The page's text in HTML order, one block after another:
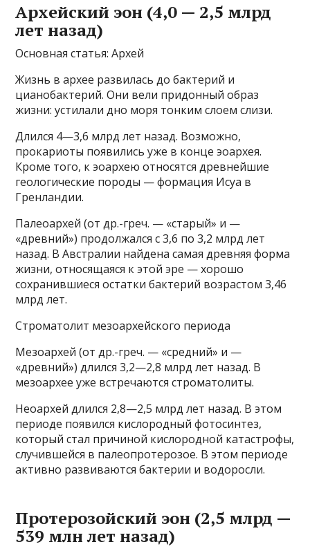
Архейский эон (4,0 — 2,5 млрд
лет назад)
Основная статья: Архей
Жизнь в архее развилась до бактерий и
цианобактерий. Они вели придонный образ
жизни: устилали дно моря тонким слоем слизи.
Длился 4—3,6 млрд лет назад. Возможно,
прокариоты появились уже в конце эоархея.
Кроме того, к эоархею относятся древнейшие
геологические породы — формация Исуа в
Гренландии.
Палеоархей (от др.-греч. — «старый» и —
«древний») продолжался с 3,6 по 3,2 млрд лет
назад. В Австралии найдена самая древняя форма
жизни, относящаяся к этой эре — хорошо
сохранившиеся остатки бактерий возрастом 3,46
млрд лет.
Строматолит мезоархейского периода
Мезоархей (от др.-греч. — «средний» и —
«древний») длился 3,2—2,8 млрд лет назад. В
мезоархее уже встречаются строматолиты.
Неоархей длился 2,8—2,5 млрд лет назад. В этом
периоде появился кислородный фотосинтез,
который стал причиной кислородной катастрофы,
случившейся в палеопротерозое. В этом периоде
активно развиваются бактерии и водоросли.
Протерозойский эон (2,5 млрд —
539 млн лет назад)